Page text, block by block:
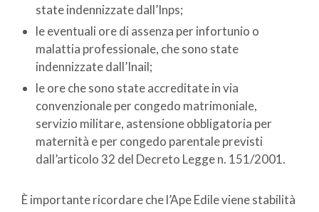
state indennizzate dall’Inps;
le eventuali ore di assenza per infortunio o
malattia professionale, che sono state
indennizzate dall’Inail;
le ore che sono state accreditate in via
convenzionale per congedo matrimoniale,
servizio militare, astensione obbligatoria per
maternità e per congedo parentale previsti
dall’articolo 32 del Decreto Legge n. 151/2001.
È importante ricordare che l’Ape Edile viene stabilità